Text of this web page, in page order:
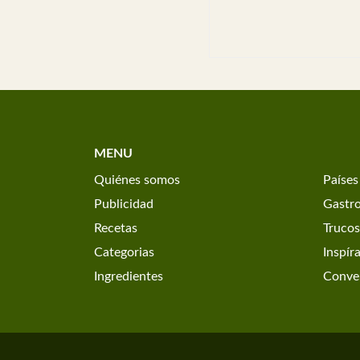
MENU
Quiénes somos
Publicidad
Recetas
Categorias
Ingredientes
Países